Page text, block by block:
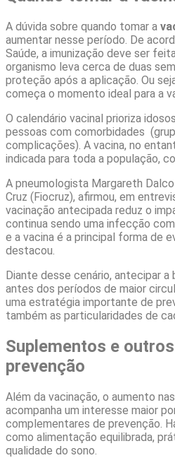
A dúvida sobre quando tomar a
aumentar nesse período. De
Saúde, a imunização deve ser
organismo leva cerca de duas
proteção após a aplicação. Ou
começa o momento ideal para a
O calendário vacinal prioriza
pessoas com comorbidades
complicações). A vacina, no
indicada para toda a população,
A pneumologista Margareth
Cruz (Fiocruz), afirmou, em
vacinação antecipada reduz o
continua sendo uma infecção
e a vacina é a principal forma de
destacou.
Diante desse cenário, antecipar a
antes dos períodos de maior
uma estratégia importante de
também as particularidades de
Suplementos e
prevenção
Além da vacinação, o aumento
acompanha um interesse maior
complementares de prevenção.
como alimentação equilibrada,
qualidade do sono.